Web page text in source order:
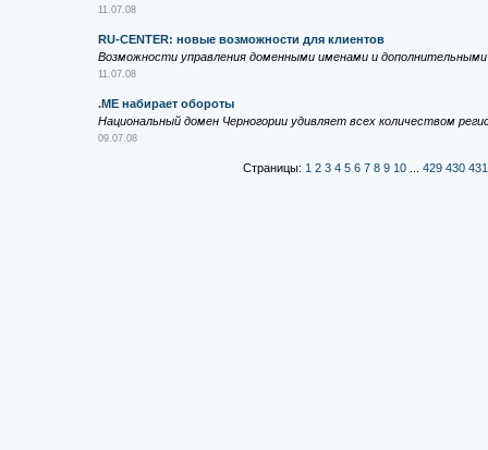
11.07.08
RU-CENTER: новые возможности для клиентов
Возможности управления доменными именами и
11.07.08
.ME набирает обороты
Национальный домен Черногории удивляет всех количеством
09.07.08
Страницы: 1 2 3 4 5 6 7 8 9 10 429 430 431